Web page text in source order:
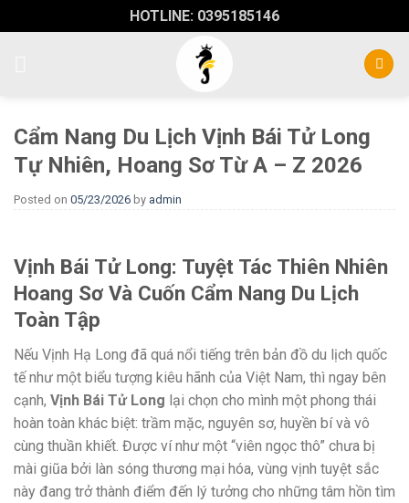
to
HOTLINE: 0395185146
Cẩm Nang Du Lịch Vịnh Bái Tử Long
Tự Nhiên, Hoang Sơ Từ A – Z 2026
Posted on 05/23/2026 by admin
Vịnh Bái Tử Long: Tuyệt Tác Thiên Nhiên
Hoang Sơ Và Cuốn Cẩm Nang Du Lịch
Toàn Tập
Nếu Vịnh Hạ Long đã quá nổi tiếng trên bản đồ du lịch quốc
tế như một biểu tượng kiêu hãnh của Việt Nam, thì ngay bên
cạnh, Vịnh Bái Tử Long lại chọn cho mình một phong thái
hoàn toàn khác biệt: trầm mặc, nguyên sơ, huyền bí và vô
cùng thuần khiết. Được ví như một “viên ngọc thô” chưa bị
mài giũa bởi làn sóng thương mại hóa, vùng vịnh tuyệt sắc
này đang trở thành điểm đến lý tưởng cho những tâm hồn tìm